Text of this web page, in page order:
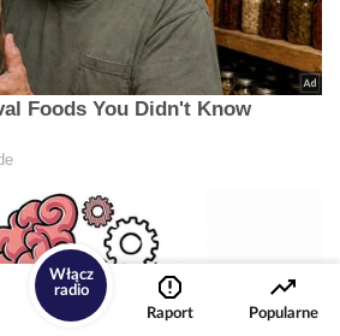
Włącz
radio
Raport
Popularne